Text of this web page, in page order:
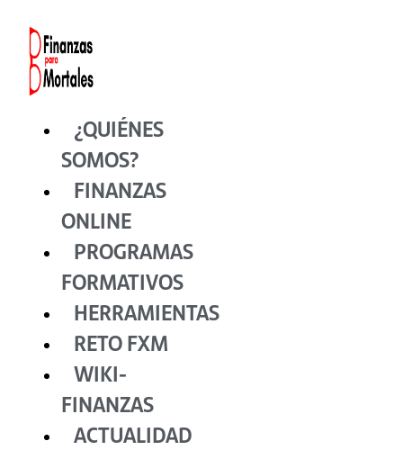
contenido
¿QUIÉNES
SOMOS?
FINANZAS
ONLINE
PROGRAMAS
FORMATIVOS
HERRAMIENTAS
RETO FXM
WIKI-
FINANZAS
ACTUALIDAD